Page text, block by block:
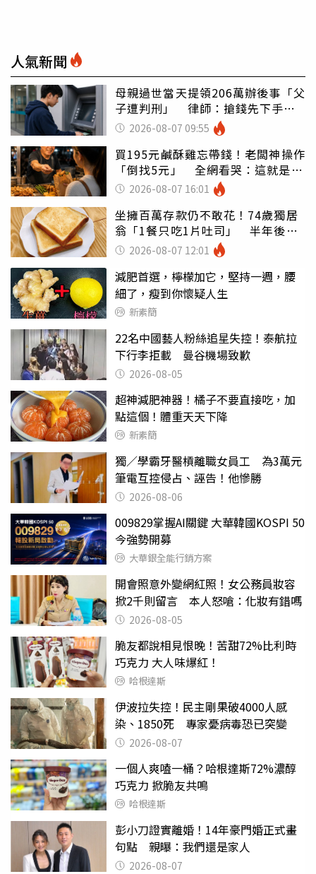
人氣新聞
母親過世當天提領206萬辦後事「父
子遭判刑」 律師：搶錢先下手是
罪 2026-08-07 09:55
買195元鹹酥雞忘帶錢！老闆神操作
「倒找5元」 全網看哭：這就是台
灣 2026-08-07 16:01
坐擁百萬存款仍不敢花！74歲獨居
翁「1餐只吃1片吐司」 半年後暴
瘦嚇壞女兒
2026-08-07 12:01
減肥首選，檸檬加它，堅持一週，腰
細了，瘦到你懷疑人生
新素簡
22名中國藝人粉絲追星失控！泰航拉
下行李拒載 曼谷機場致歉
2026-08-05
超神減肥神器！橘子不要直接吃，加
點這個！體重天天下降
新素簡
獨／學霸牙醫槓離職女員工 為3萬元
筆電互控侵占、誣告！他慘勝
2026-08-06
009829掌握AI關鍵 大華韓國KOSPI 50
今強勢開募
大華銀全能行銷方案
開會照意外變網紅照！女公務員妝容
掀2千則留言 本人怒嗆：化妝有錯嗎
2026-08-05
脆友都說相見恨晚！苦甜72%比利時
巧克力 大人味爆紅！
哈根達斯
伊波拉失控！民主剛果破4000人感
染、1850死 專家憂病毒恐已突變
2026-08-07
一個人爽嗑一桶？哈根達斯72%濃醇
巧克力 掀脆友共鳴
哈根達斯
彭小刀證實離婚！14年豪門婚正式畫
句點 親曝：我們還是家人
2026-08-07